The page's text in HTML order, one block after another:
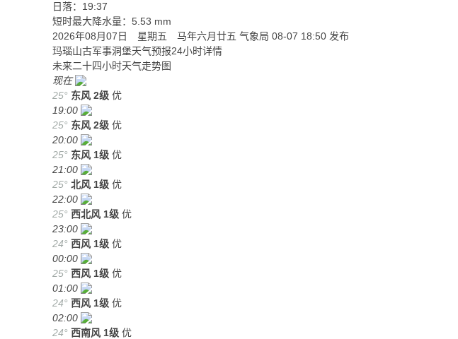
日落：19:37
短时最大降水量：5.53 mm
2026年08月07日 星期五 马年六月廿五 气象局 08-07 18:50 发布
玛瑙山古军事洞堡天气预报24小时详情
未来二十四小时天气走势图
现在
25° 东风 2级 优
19:00
25° 东风 2级 优
20:00
25° 东风 1级 优
21:00
25° 北风 1级 优
22:00
25° 西北风 1级 优
23:00
24° 西风 1级 优
00:00
25° 西风 1级 优
01:00
24° 西风 1级 优
02:00
24° 西南风 1级 优